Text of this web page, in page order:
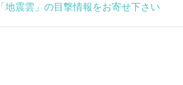
「地震雲」の目撃情報をお寄せ下さい